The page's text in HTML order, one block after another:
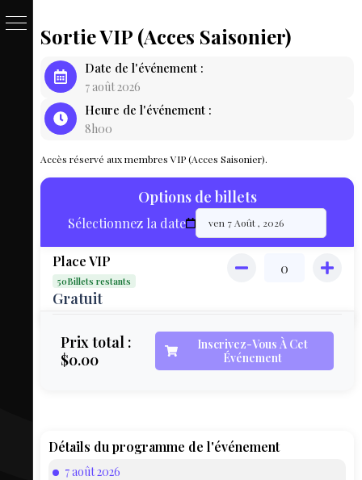
PASSE
BILLET
LIVE
MAP
MON
COMPTE
Sortie VIP (Acces Saisonier)
Date de l'événement :
7 août 2026
Heure de l'événement :
8h00
Accès réservé aux membres VIP (Acces Saisonier).
Options de billets
Sélectionnez la date
Place VIP
50Billets restants
Gratuit
Prix total :
$0.00
Inscrivez-Vous À Cet
Événement
Détails du programme de l'événement
7 août 2026